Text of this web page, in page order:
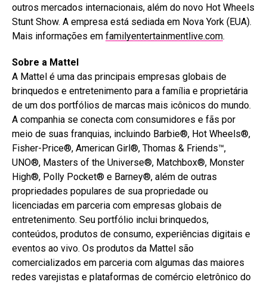
outros mercados internacionais, além do novo Hot Wheels
Stunt Show. A empresa está sediada em Nova York (EUA).
Mais informações em familyentertainmentlive.com.
Sobre a Mattel
A Mattel é uma das principais empresas globais de
brinquedos e entretenimento para a família e proprietária
de um dos portfólios de marcas mais icônicos do mundo.
A companhia se conecta com consumidores e fãs por
meio de suas franquias, incluindo Barbie®, Hot Wheels®,
Fisher-Price®, American Girl®, Thomas & Friends™,
UNO®, Masters of the Universe®, Matchbox®, Monster
High®, Polly Pocket® e Barney®, além de outras
propriedades populares de sua propriedade ou
licenciadas em parceria com empresas globais de
entretenimento. Seu portfólio inclui brinquedos,
conteúdos, produtos de consumo, experiências digitais e
eventos ao vivo. Os produtos da Mattel são
comercializados em parceria com algumas das maiores
redes varejistas e plataformas de comércio eletrônico do